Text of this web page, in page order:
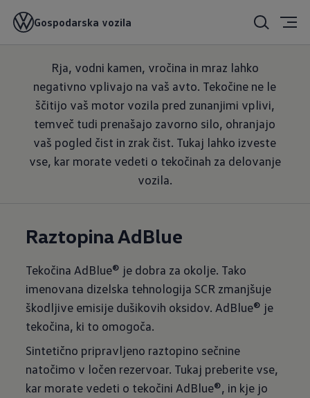
Gospodarska vozilaTekočine
Rja, vodni kamen, vročina in mraz lahko
negativno vplivajo na vaš avto. Tekočine ne le
ščitijo vaš motor vozila pred zunanjimi vplivi,
temveč tudi prenašajo zavorno silo, ohranjajo
vaš pogled čist in zrak čist. Tukaj lahko izveste
vse, kar morate vedeti o tekočinah za delovanje
vozila.
Raztopina AdBlue
Tekočina AdBlue® je dobra za okolje. Tako
imenovana dizelska tehnologija SCR zmanjšuje
škodljive emisije dušikovih oksidov. AdBlue® je
tekočina, ki to omogoča.
Sintetično pripravljeno raztopino sečnine
natočimo v ločen rezervoar. Tukaj preberite vse,
kar morate vedeti o tekočini AdBlue®, in kje jo